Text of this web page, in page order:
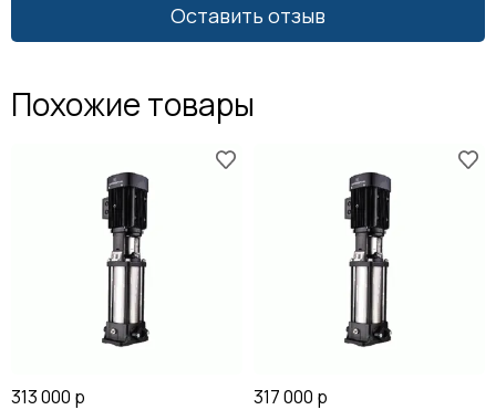
Оставить отзыв
Похожие товары
313 000 р 317 000 р